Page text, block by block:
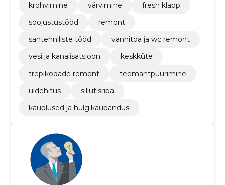
krohvimine
värvimine
fresh klapp
soojustustööd
remont
santehniliste tööd
vannitoa ja wc remont
vesi ja kanalisatsioon
keskküte
trepikodade remont
teemantpuurimine
üldehitus
sillutisriba
kauplused ja hulgikaubandus